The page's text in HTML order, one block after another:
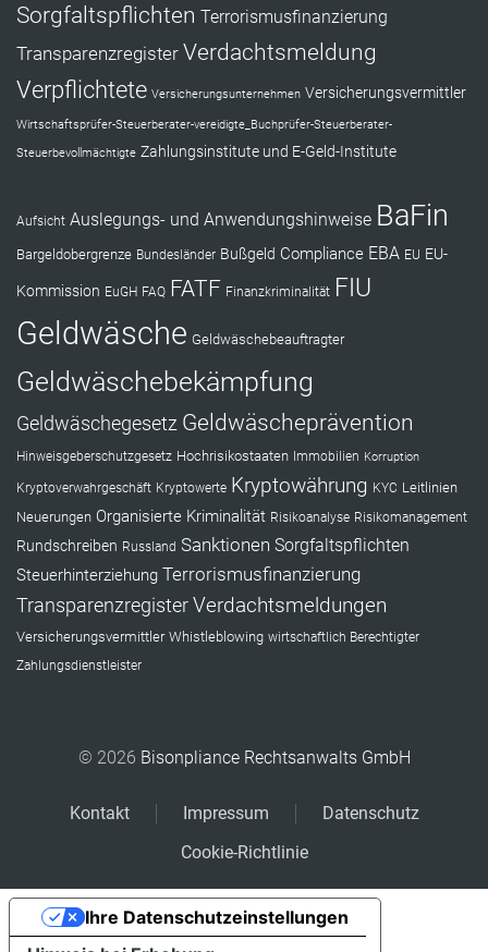
Sorgfaltspflichten Terrorismusfinanzierung
Transparenzregister Verdachtsmeldung
Verpflichtete Versicherungsunternehmen Versicherungsvermittler
Wirtschaftsprüfer-Steuerberater-vereidigte_Buchprüfer-Steuerberater-
Steuerbevollmächtigte Zahlungsinstitute und E-Geld-Institute
Aufsicht Auslegungs- und Anwendungshinweise BaFin
Bargeldobergrenze Bundesländer Bußgeld Compliance EBA EU EU-
Kommission EuGH FAQ FATF Finanzkriminalität FIU
Geldwäsche Geldwäschebeauftragter
Geldwäschebekämpfung
Geldwäschegesetz Geldwäscheprävention
Hinweisgeberschutzgesetz Hochrisikostaaten Immobilien Korruption
Kryptoverwahrgeschäft Kryptowerte Kryptowährung KYC Leitlinien
Neuerungen Organisierte Kriminalität Risikoanalyse Risikomanagement
Rundschreiben Russland Sanktionen Sorgfaltspflichten
Steuerhinterziehung Terrorismusfinanzierung
TransparenzregisterVerdachtsmeldungen
Versicherungsvermittler Whistleblowing wirtschaftlich Berechtigter
Zahlungsdienstleister
© 2026 Bisonpliance Rechtsanwalts GmbH
Kontakt Impressum
Datenschutz
Cookie-Richtlinie
Ihre Datenschutzeinstellungen